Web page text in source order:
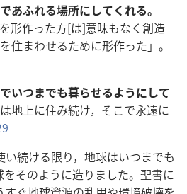
であふれる場所にしてくれる。
を形作った方[は]意味もなく 創造
を住まわせるために形作った」。
でいつまでも暮らせるようにして
は地 上に住み続け，そこで永遠に
い続ける限り， 地球はいつまでも
をそのように造りました。 聖書に